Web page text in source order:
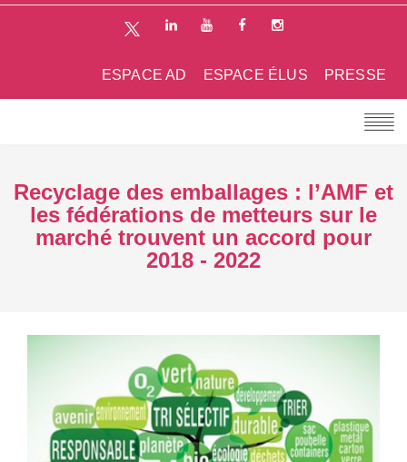
PRESSE
ESPACE ÉLUS
ESPACE AD
Recyclage des emballages : l’AMF et
les fédérations de metteurs sur le
marché trouvent un accord pour
2018 - 2022